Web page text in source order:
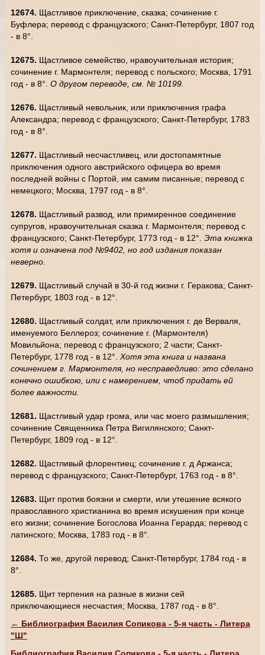
12674. Щастливое приключение, сказка; сочинение г.
Буфлера; перевод с французского; Санкт-Петербург, 1807 год
- в 8°.
12675. Щастливое семейство, нравоучительная история;
сочинение г. Мармонтеля; перевод с польского; Москва, 1791
год - в 8°. О другом переводе, см. № 10199.
12676. Щастливый невольник, или приключения графа
Александра; перевод с французского; Санкт-Петербург, 1783
год - в 8°.
12677. Щастливый несчастливец, или достопамятные
приключения одного австрийского офицера во время
последней войны с Портой, им самим писанные; перевод с
немецкого; Москва, 1797 год - в 8°.
12678. Щастливый развод, или примиренное соединение
супругов, нравоучительная сказка г. Мармонтеля; перевод с
французского; Санкт-Петербург, 1773 год - в 12°. Эта книжка
хотя и означена под №9402, но год издания показан
неверно.
12679. Щастливый случай в 30-й год жизни г. Геракова; Санкт-
Петербург, 1803 год - в 12°.
12680. Щастливый солдат, или приключения г. де Верваля,
именуемого Беллероз; сочинение г. (Мармонтеля)
Мовильйона; перевод с французского; 2 части; Санкт-
Петербург, 1778 год - в 12°. Хотя эта книга и названа
сочинением г. Мармонтеля, но несправедливо: это сделано
конечно ошибкою, или с намерением, чтоб придать ей
более важности.
12681. Щастливый удар грома, или час моего размышления;
сочинение Священника Петра Вигилянского; Санкт-
Петербург, 1809 год - в 12°.
12682. Щастливый флорентиец; сочинение г. д Аржанса;
перевод с французского; Санкт-Петербург, 1763 год - в 8°.
12683. Щит против боязни и смерти, или утешение всякого
православного христианина во время искушения при конце
его жизни; сочинение Богослова Иоанна Герарда; перевод с
латинского; Москва, 1783 год - в 8°.
12684. То же, другой перевод; Санкт-Петербург, 1784 год - в
8°.
12685. Щит терпения на разные в жизни сей
приключающиеся несчастия; Москва, 1787 год - в 8°.
← Библиография Василия Сопикова - 5-я часть - Литера
"Ш"